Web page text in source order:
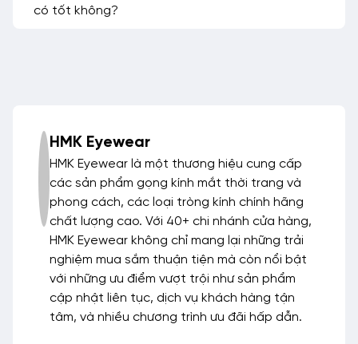
có tốt không?
HMK Eyewear
HMK Eyewear là một thương hiệu cung cấp
các sản phẩm gọng kính mắt thời trang và
phong cách, các loại tròng kính chính hãng
chất lượng cao. Với 40+ chi nhánh cửa hàng,
HMK Eyewear không chỉ mang lại những trải
nghiệm mua sắm thuận tiện mà còn nổi bật
với những ưu điểm vượt trội như sản phẩm
cập nhật liên tục, dịch vụ khách hàng tận
tâm, và nhiều chương trình ưu đãi hấp dẫn.